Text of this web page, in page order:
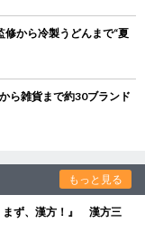
から冷製うどんまで“夏
ら雑貨まで約30ブランド
もっと見る
まず、漢方！』 漢方三